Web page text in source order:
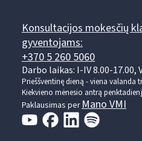
Konsultacijos mokesčių
gyventojams:
+370 5 260 5060
Darbo laikas: I-IV 8.00-17.00,
Prieššventinę dieną - viena valanda
Kiekvieno mėnesio antrą
Paklausimas per Mano VMI